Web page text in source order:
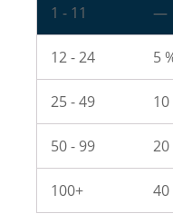
1 - 11 —
12 - 24 5
25 - 49 10
50 - 99 20
100+ 40